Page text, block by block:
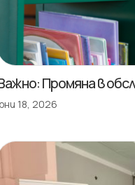
Промяна в
18, 2026